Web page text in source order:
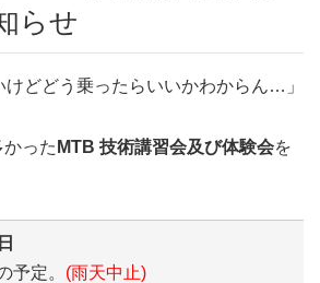
らせ
けどどう乗ったらいいかわからん…」
った MTB 技術講習会及び体験会を
予定。 (雨天中止)